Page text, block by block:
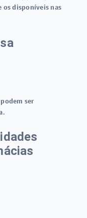
os disponíveis nas
ser